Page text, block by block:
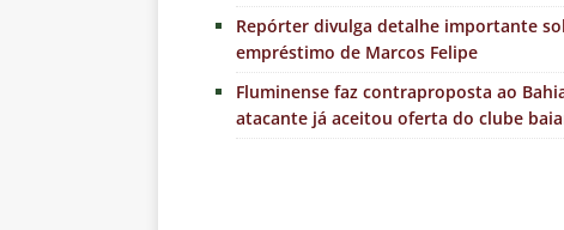
Repórter divulga detalhe importante
empréstimo de Marcos Felipe
Fluminense faz contraproposta ao
atacante já aceitou oferta do clube